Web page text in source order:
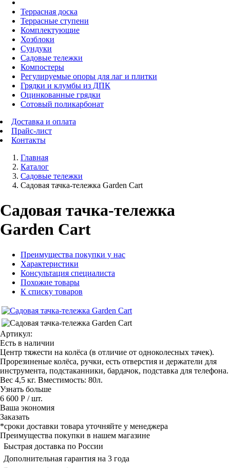
Террасная доска
Террасные ступени
Комплектующие
Хозблоки
Сундуки
Садовые тележки
Компостеры
Регулируемые опоры для лаг и плитки
Грядки и клумбы из ДПК
Оцинкованные грядки
Сотовый поликарбонат
Доставка и оплата
Прайс-лист
Контакты
Главная
Каталог
Садовые тележки
Садовая тачка-тележка Garden Cart
Садовая тачка-тележка
Garden Cart
Преимущества покупки у нас
Характеристики
Консультация специалиста
Похожие товары
К списку товаров
Артикул:
Есть в наличии
Центр тяжести на колёса (в отличие от одноколесных тачек).
Прорезиненые колёса, ручки, есть отверстия и держатели для
инструмента, подстаканники, бардачок, подставка для телефона.
Вес 4,5 кг. Вместимость: 80л.
Узнать больше
6 600 Р / шт.
Ваша экономия
Заказать
*сроки доставки товара уточняйте у менеджера
Преимущества покупки в нашем магазине
Быстрая доставка по России
Дополнительная гарантия на 3 года